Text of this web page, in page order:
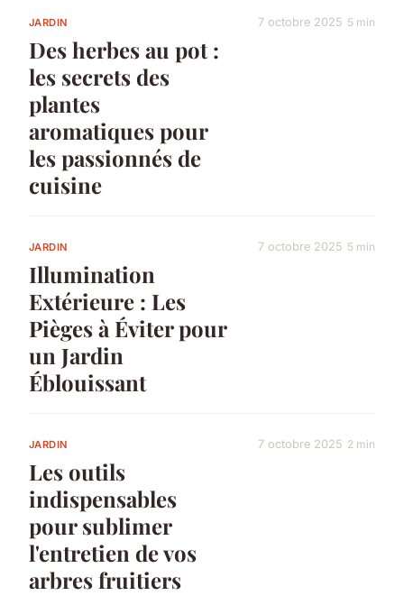
JARDIN
Des herbes au pot :
les secrets des
plantes
aromatiques pour
les passionnés de
cuisine
7 octobre 2025 5 min
JARDIN
Illumination
Extérieure : Les
Pièges à Éviter pour
un Jardin
Éblouissant
7 octobre 2025 5 min
JARDIN
Les outils
indispensables
pour sublimer
l'entretien de vos
arbres fruitiers
7 octobre 2025 2 min